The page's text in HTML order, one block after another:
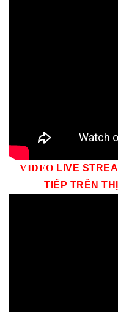
VIDEO LIVE
TIẾP TRÊN